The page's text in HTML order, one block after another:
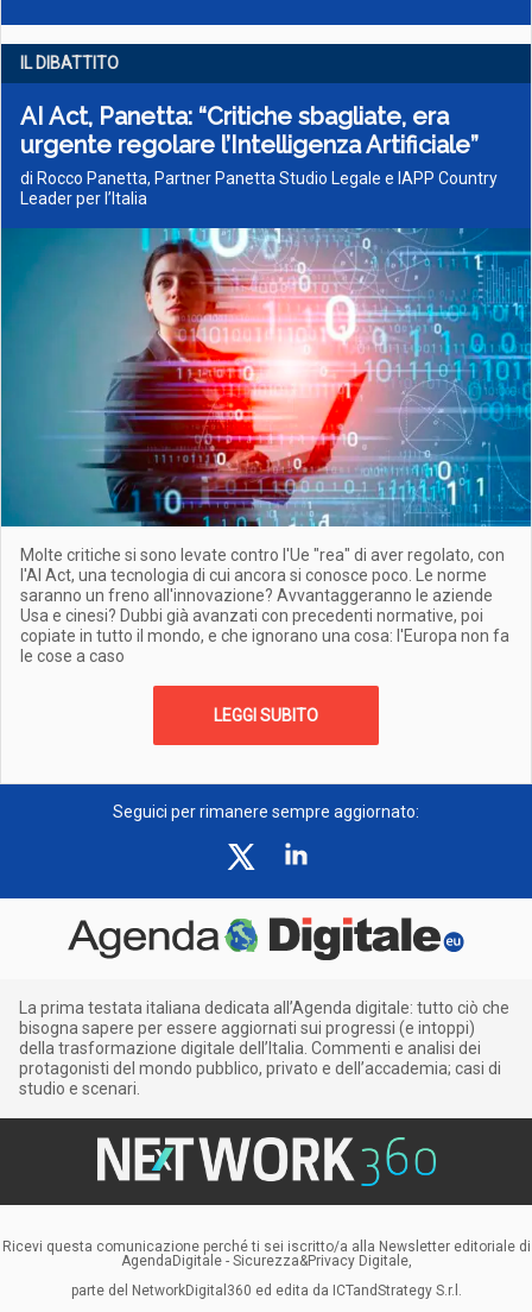
IL DIBATTITO
AI Act, Panetta: “Critiche sbagliate, era
urgente regolare l’Intelligenza Artificiale”
di Rocco Panetta, Partner Panetta Studio Legale e IAPP Country
Leader per l’Italia
Molte critiche si sono levate contro l'Ue "rea" di aver regolato, con
l'AI Act, una tecnologia di cui ancora si conosce poco. Le norme
saranno un freno all'innovazione? Avvantaggeranno le aziende
Usa e cinesi? Dubbi già avanzati con precedenti normative, poi
copiate in tutto il mondo, e che ignorano una cosa: l'Europa non fa
le cose a caso
LEGGI SUBITO
Seguici per rimanere sempre aggiornato:
La prima testata italiana dedicata all’Agenda digitale: tutto ciò che
bisogna sapere per essere aggiornati sui progressi (e intoppi)
della trasformazione digitale dell’Italia. Commenti e analisi dei
protagonisti del mondo pubblico, privato e dell’accademia; casi di
studio e scenari.
Ricevi questa comunicazione perché ti sei iscritto/a alla Newsletter editoriale di
AgendaDigitale - Sicurezza&Privacy Digitale,
parte del NetworkDigital360 ed edita da ICTandStrategy S.r.l.